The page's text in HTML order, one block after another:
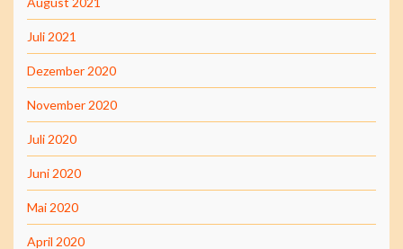
Juli 2021
Dezember 2020
November 2020
Juli 2020
Juni 2020
Mai 2020
April 2020